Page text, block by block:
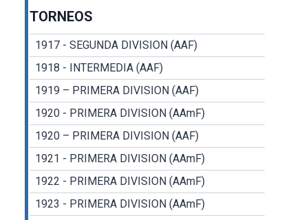
TORNEOS
1917 - SEGUNDA DIVISION (AAF)
1918 - INTERMEDIA (AAF)
1919 – PRIMERA DIVISION (AAF)
1920 - PRIMERA DIVISION (AAmF)
1920 – PRIMERA DIVISION (AAF)
1921 - PRIMERA DIVISION (AAmF)
1922 - PRIMERA DIVISION (AAmF)
1923 - PRIMERA DIVISION (AAmF)